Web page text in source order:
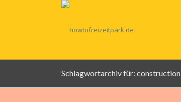
Schlagwortarchiv für: construction